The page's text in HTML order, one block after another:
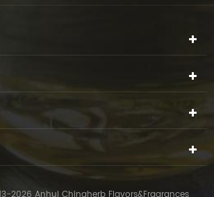
2026 Anhui Chinaherb Flavors&Fragrances